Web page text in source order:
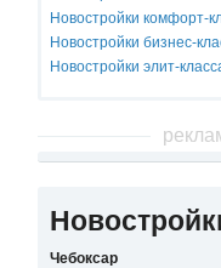
Новостройки комфорт-
Новостройки бизнес-
Новостройки элит-
Чебоксар